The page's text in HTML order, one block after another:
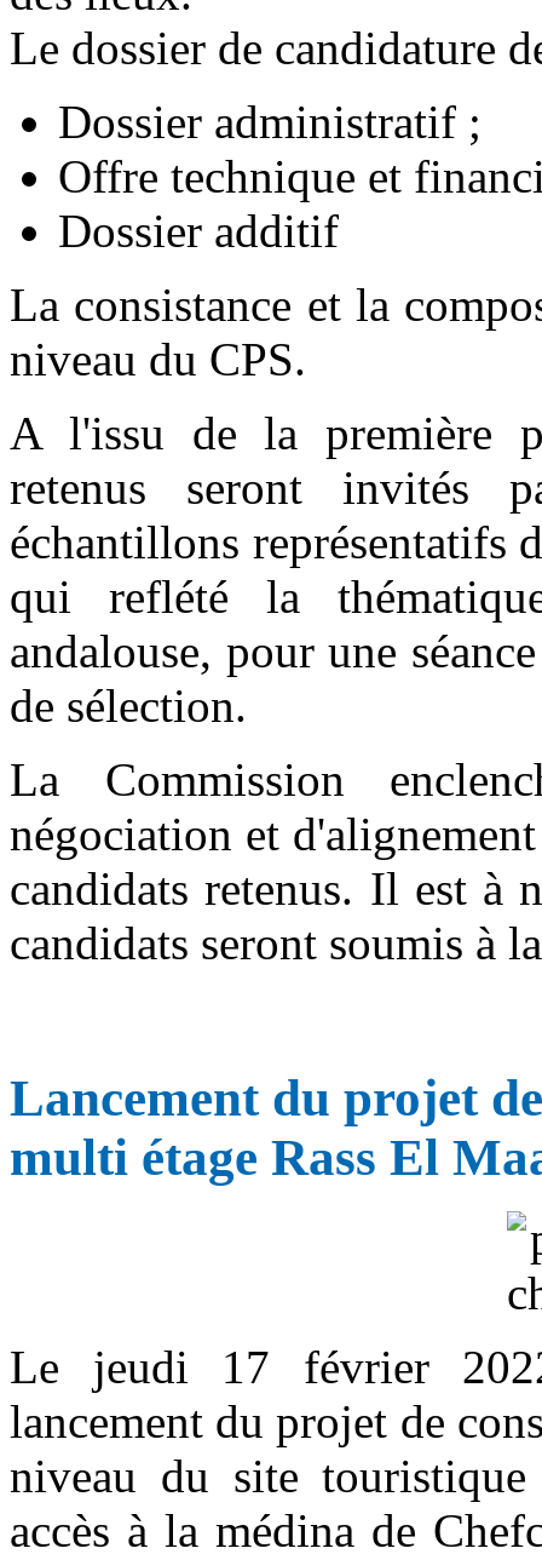
Le dossier de candidature
Dossier administratif ;
Offre technique et
Dossier additif
La consistance et la
niveau du CPS.
A l'issu de la première
retenus seront invités
échantillons représentatifs
qui reflété la
andalouse, pour une
de sélection.
La Commission
négociation et
candidats retenus. Il est à
candidats seront soumis à
Lancement du projet
multi étage Rass El
Le jeudi 17 février
lancement du projet de
niveau du site
accès à la médina de